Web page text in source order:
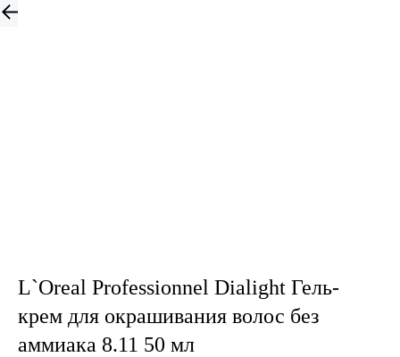
L`Oreal Professionnel Dialight Гель-
крем для окрашивания волос без
аммиака 8.11 50 мл